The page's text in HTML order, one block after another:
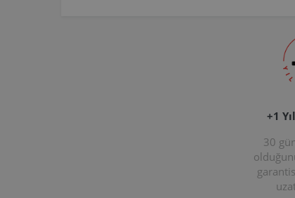
+1
30